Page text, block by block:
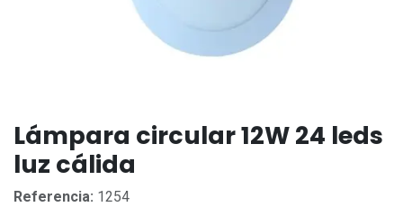
Lámpara circular 12W 24 leds
luz cálida
Referencia: 1254